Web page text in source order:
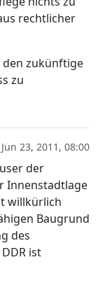
rechtlicher
zukünftige
zu
Jun 23, 2011, 08:00
der
Innenstadtlage
willkürlich
Baugrund
des
ist